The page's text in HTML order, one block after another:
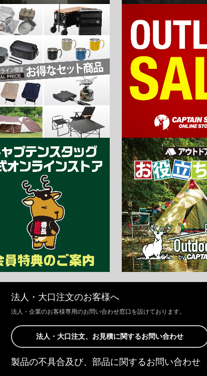
法人・大口注文のお客様へ
法人・企業のお客様専用のお問い合わせ窓口を設けております。
法人・大口注文、お見積に関するお問い合わせ
製品の不具合及び、部品に関するお問い合わせ